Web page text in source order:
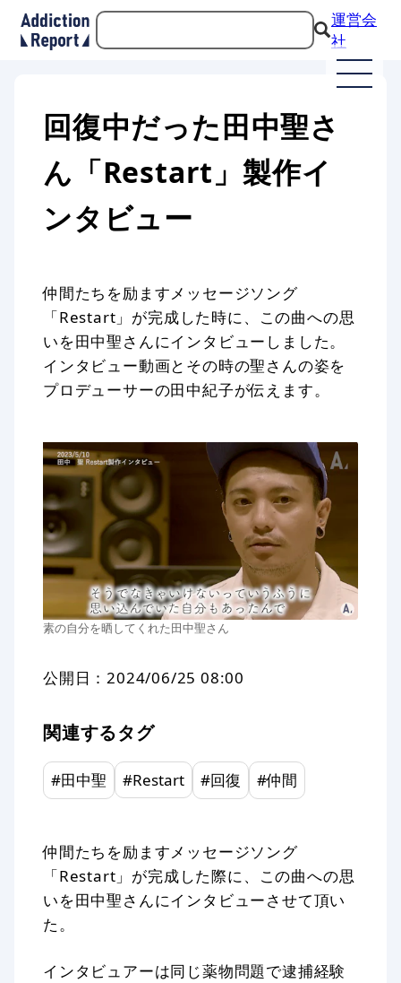
運営会
社
回復中だった田中聖さ
ん「Restart」製作イ
ンタビュー
仲間たちを励ますメッセージソング
「Restart」が完成した時に、この曲への思
いを田中聖さんにインタビューしました。
インタビュー動画とその時の聖さんの姿を
プロデューサーの田中紀子が伝えます。
素の自分を晒してくれた田中聖さん
公開日：2024/06/25 08:00
関連するタグ
#田中聖 #Restart #回復 #仲間
仲間たちを励ますメッセージソング
「Restart」が完成した際に、この曲への思
いを田中聖さんにインタビューさせて頂い
た。
インタビュアーは同じ薬物問題で逮捕経験